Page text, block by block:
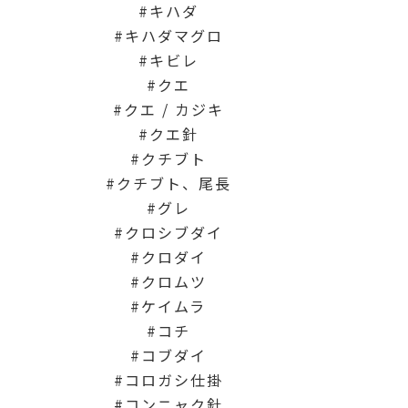
キハダ
キハダマグロ
キビレ
クエ
クエ / カジキ
クエ針
クチブト
クチブト、尾長
グレ
クロシブダイ
クロダイ
クロムツ
ケイムラ
コチ
コブダイ
コロガシ仕掛